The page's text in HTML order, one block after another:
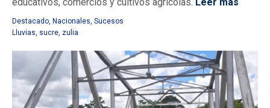
Destacado Nacionales Sucesos
Lluvias sucre zulia